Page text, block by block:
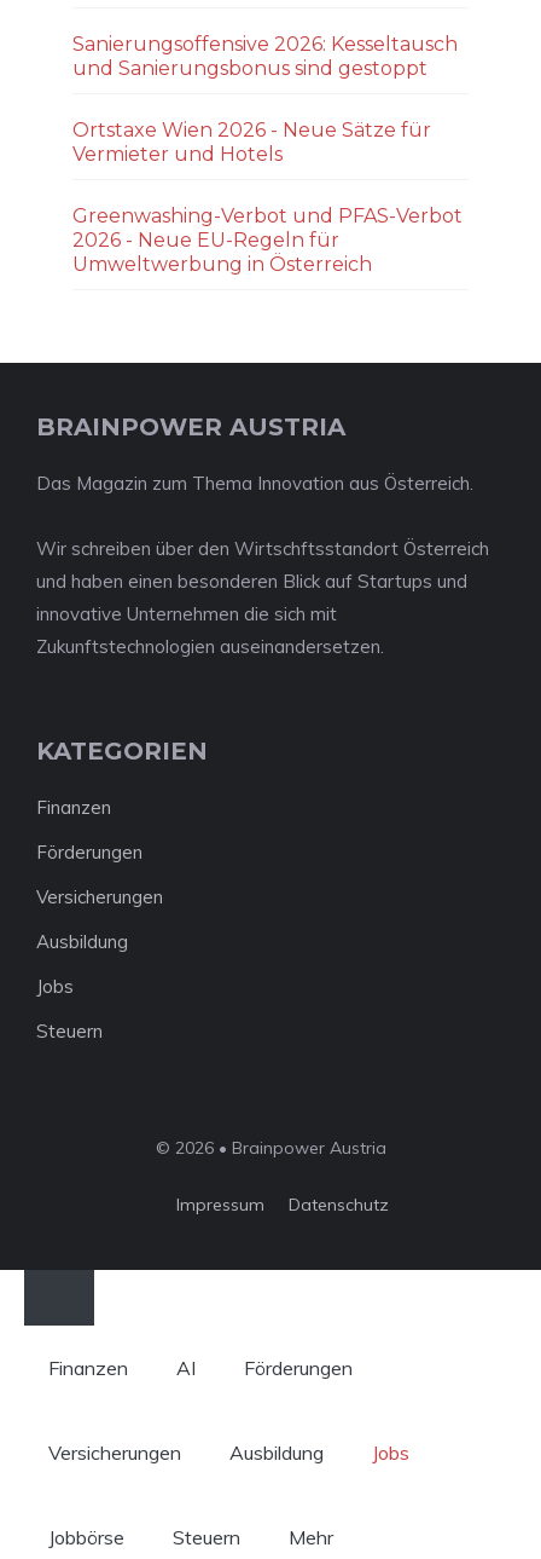
Sanierungsoffensive 2026: Kesseltausch
und Sanierungsbonus sind gestoppt
Ortstaxe Wien 2026 - Neue Sätze für
Vermieter und Hotels
Greenwashing-Verbot und PFAS-Verbot
2026 - Neue EU-Regeln für
Umweltwerbung in Österreich
BRAINPOWER AUSTRIA
Das Magazin zum Thema Innovation aus Österreich.
Wir schreiben über den Wirtschftsstandort Österreich
und haben einen besonderen Blick auf Startups und
innovative Unternehmen die sich mit
Zukunftstechnologien auseinandersetzen.
KATEGORIEN
Finanzen
Förderungen
Versicherungen
Ausbildung
Jobs
Steuern
© 2026 • Brainpower Austria
Impressum Datenschutz
Schließen
Finanzen
AI Förderungen
Versicherungen Ausbildung Jobs
Jobbörse Steuern Mehr